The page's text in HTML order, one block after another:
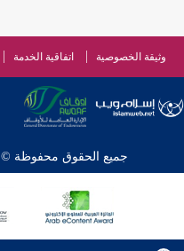
وثيقة الخصوصية اتفاقية الخدمة
جميع الحقوق محفوظة © 2026 - 1998 لشبكة إسلام ويب